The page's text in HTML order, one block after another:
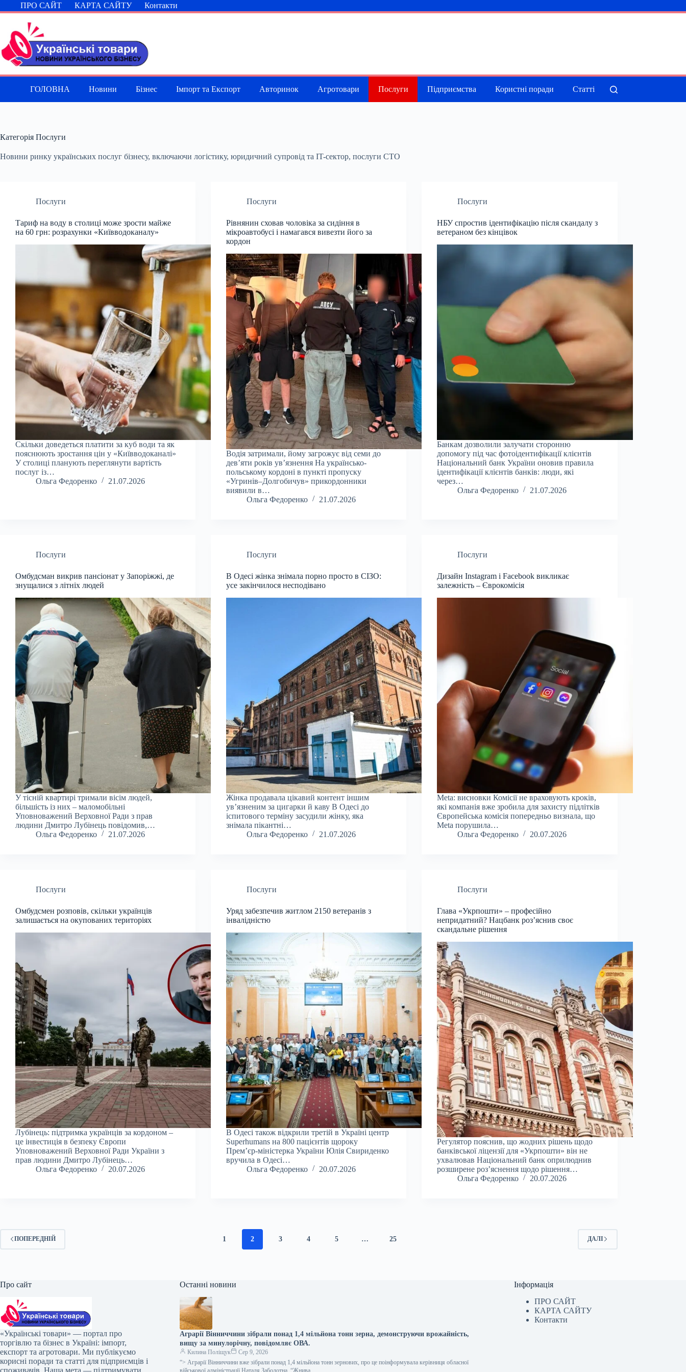
Перейти
до
ПРО САЙТ КАРТА САЙТУ Контакти
ГОЛОВНА Новини Бізнес Імпорт та Експорт Авторинок Агротовари Послуги Підприємства Користні поради Статті
Категорія Послуги
Новини ринку українських послуг бізнесу, включаючи логістику, юридичний супровід та IT-сектор, послуги СТО
Послуги
Тариф на воду в столиці може зрости майже
на 60 грн: розрахунки «Київводоканалу»
Скільки доведеться платити за куб води та як
пояснюють зростання цін у «Київводоканалі»
У столиці планують переглянути вартість
послуг із…
Ольга Федоренко
21.07.2026
Послуги
Рівнянин сховав чоловіка за сидіння в
мікроавтобусі і намагався вивезти його за
кордон
Водія затримали, йому загрожує від семи до
дев’яти років ув’язнення На українсько-
польському кордоні в пункті пропуску
«Угринів–Долгобичув» прикордонники
виявили в…
Ольга Федоренко
21.07.2026
Послуги
НБУ спростив ідентифікацію після скандалу з
ветераном без кінцівок
Банкам дозволили залучати сторонню
допомогу під час фотоідентифікації клієнтів
Національний банк України оновив правила
ідентифікації клієнтів банків: люди, які
через…
Ольга Федоренко
21.07.2026
Послуги
Омбудсман викрив пансіонат у Запоріжжі, де
знущалися з літніх людей
У тісній квартирі тримали вісім людей,
більшість із них – маломобільні
Уповноважений Верховної Ради з прав
людини Дмитро Лубінець повідомив,…
Ольга Федоренко
21.07.2026
Послуги
В Одесі жінка знімала порно просто в СІЗО:
усе закінчилося несподівано
Жінка продавала цікавий контент іншим
ув’язненим за цигарки й каву В Одесі до
іспитового терміну засудили жінку, яка
знімала пікантні…
Ольга Федоренко
21.07.2026
Послуги
Дизайн Instagram і Facebook викликає
залежність – Єврокомісія
Meta: висновки Комісії не враховують кроків,
які компанія вже зробила для захисту підлітків
Європейська комісія попередньо визнала, що
Meta порушила…
Ольга Федоренко
20.07.2026
Послуги
Омбудсмен розповів, скільки українців
залишається на окупованих територіях
Лубінець: підтримка українців за кордоном –
це інвестиція в безпеку Європи
Уповноважений Верховної Ради України з
прав людини Дмитро Лубінець…
Ольга Федоренко
20.07.2026
Послуги
Уряд забезпечив житлом 2150 ветеранів з
інвалідністю
В Одесі також відкрили третій в Україні центр
Superhumans на 800 пацієнтів щороку
Прем’єр-міністерка України Юлія Свириденко
вручила в Одесі…
Ольга Федоренко
20.07.2026
Послуги
Глава «Укрпошти» – професійно
непридатний? Нацбанк роз’яснив своє
скандальне рішення
Регулятор пояснив, що жодних рішень щодо
банківської ліцензії для «Укрпошти» він не
ухвалював Національний банк оприлюднив
розширене роз’яснення щодо рішення…
Ольга Федоренко
20.07.2026
ПОПЕРЕДНІЙ 1 2 3 4 5 … 25 ДАЛІ
Про сайт
«Українські товари» — портал про
торгівлю та бізнес в Україні: імпорт,
експорт та агротовари. Ми публікуємо
корисні поради та статті для підприємців і
споживачів. Наша мета — підтримувати
Останні новини
Аграрії Вінниччини зібрали понад 1,4 мільйона тонн зерна, демонструючи врожайність,
вищу за минулорічну, повідомляє ОВА.
Килина Поліщук
Сер 9, 2026
“> Аграрії Вінниччини вже зібрали понад 1,4 мільйона тонн зернових, про це поінформувала керівниця обласної
військової адміністрації Наталя Заболотна. “Жнива…
Інформація
ПРО САЙТ
КАРТА САЙТУ
Контакти